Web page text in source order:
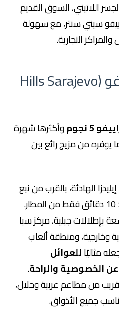
اللاتيني، السوق القديم
سيتي سنتر، مع سهولة
التجارية.
فندق هيلز سراييفو (Hills Sarajevo
نجوم
وأكثرها شهرة
يوفره من مزيج رائع بين
الهادئة، بالقرب من نبع
بإطلالات جبلية، مركز سبا
وخارجية، ومنطقة ألعاب
مثاليًاللعوائل
الخصوصية والراحة.
من مطاعم عربية وحلال،
جميع الأذواق.